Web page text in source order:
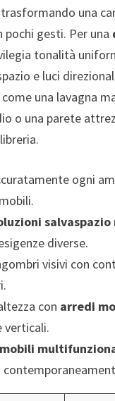
una
gesti. Per una
tonalità
e luci
una lavagna
o una parete
ogni
salvaspazio
diverse.
visivi con
con arredi
verticali.
mobili